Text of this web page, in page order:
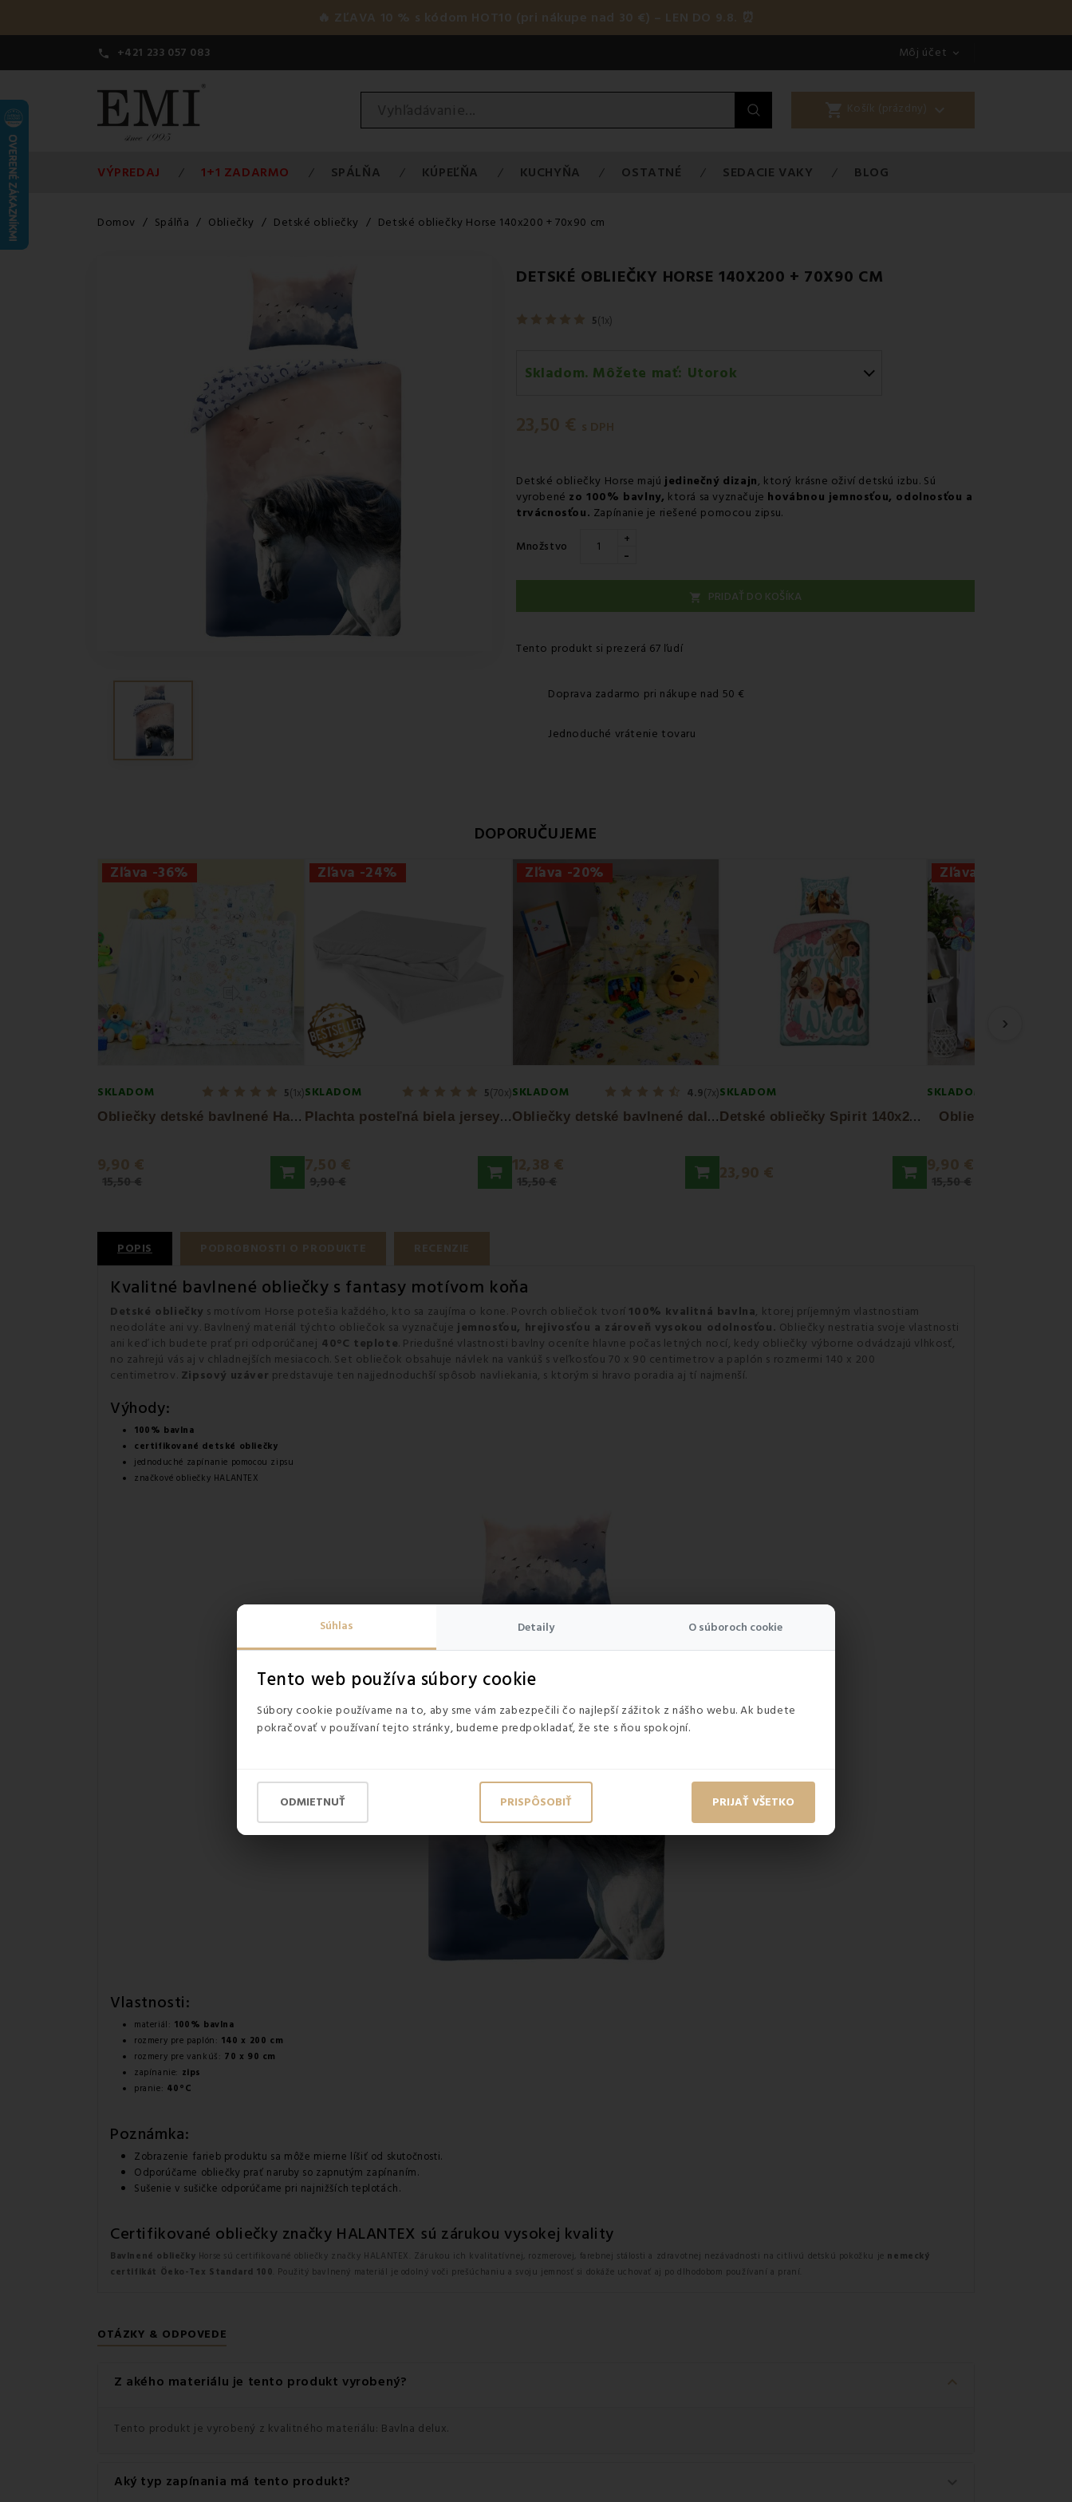
Súhlas Detaily O súboroch cookie
Tento web používa súbory cookie
Súbory cookie používame na to, aby sme vám zabezpečili čo najlepší zážitok z nášho webu. Ak budete
pokračovať v používaní tejto stránky, budeme predpokladať, že ste s ňou spokojní.
ODMIETNUŤ PRISPÔSOBIŤ PRIJAŤ VŠETKO
🔥 ZĽAVA 10 % s kódom HOT10 (pri nákupe nad 30 €) – LEN DO 9.8. ⏰
 +421 233 057 083 Môj účet 
shopping_cart Košík (prázdny) 
VÝPREDAJ 1+1 ZADARMO SPÁLŇA KÚPEĽŇA KUCHYŇA OSTATNÉ SEDACIE VAKY BLOG
Domov Spálňa Obliečky Detské obliečky Detské obliečky Horse 140x200 + 70x90 cm
DETSKÉ OBLIEČKY HORSE 140X200 + 70X90 CM
5(1x)
Skladom. Môžete mať: Utorok
Utorok 11.08
Utorok 11.08-Osobný odber v odbernom mieste GLS
Streda 12.08 - Packeta doručenie kuriérom na adresu
23,50 € s DPH
Detské obliečky Horse majújedinečný dizajn, ktorý krásne oživí detskú izbu. Sú
vyrobené zo 100% bavlny, ktorá sa vyznačuje hovábnou jemnosťou, odolnosťou a
trvácnosťou. Zapínanie je riešené pomocou zipsu.
Množstvo +
-
 PRIDAŤ DO KOŠÍKA
Tento produkt si prezerá 67 ľudí
Doprava zadarmo pri nákupe nad 50 €
Jednoduché vrátenie tovaru
DOPORUČUJEME
Zľava -36%
SKLADOM 5(1x)
O
bliečky detské bavlnené Happy biele EMI
9,90 €
15,50 €
Zľava -24%
SKLADOM 5(70x)
P
lachta posteľná biela jersey EMI
7,50 €
9,90 €
Zľava -20%
SKLADOM 4.9(7x)
O
bliečky detské bavlnené dalmatínec žltý EMI
12,38 €
15,50 €
SKLADOM
D
etské obliečky Spirit 140x200 + 70x90 cm
23,90 €
Zľava -36%
SKLADOM
Obliečky detské
9,90 €
15,50 €
›
POPIS PODROBNOSTI O PRODUKTE RECENZIE
Kvalitné bavlnené obliečky s fantasy motívom koňa
Detské obliečky s motívom Horse potešia každého, kto sa zaujíma o kone. Povrch obliečok tvorí 100% kvalitná bavlna, ktorej príjemným vlastnostiam
neodoláte ani vy. Bavlnený materiál týchto obliečok sa vyznačuje jemnosťou, hrejivosťou a zároveň vysokou odolnosťou. Obliečky nestratia svoje vlastnosti
ani keď ich budete prať pri odporúčanej 40°C teplote. Priedušné vlastnosti bavlny oceníte hlavne počas letných nocí, kedy obliečky výborne odvádzajú vlhkosť,
no zahrejú vás aj v chladnejších mesiacoch. Set obliečok obsahuje návlek na vankúš s veľkosťou 70 x 90 centimetrov a paplón s rozmermi 140 x 200
centimetrov. Zipsový uzáver predstavuje ten najjednoduchší spôsob navliekania, s ktorým si hravo poradia aj tí najmenší.
Výhody:
100% bavlna
certifikované detské obliečky
jednoduché zapínanie pomocou zipsu
značkové obliečky HALANTEX
Vlastnosti:
materiál: 100% bavlna
rozmery pre paplón: 140 x 200 cm
rozmery pre vankúš: 70 x 90 cm
zapínanie: zips
pranie: 40°C
Poznámka:
Zobrazenie farieb produktu sa môže mierne líšiť od skutočnosti.
Odporúčame obliečky prať naruby so zapnutým zapínaním.
Sušenie v sušičke odporúčame pri najnižších teplotách.
Certifikované obliečky značky HALANTEX sú zárukou vysokej kvality
Bavlnené obliečky Horse sú certifikované obliečky značky HALANTEX. Zárukou ich kvalitatívnej, rozmerovej, farebnej stálosti a zdravotnej nezávadnosti na citlivú detskú pokožku je nemecký
certifikát Öeko-Tex Standard 100 . Použitý bavlnený materiál je odolný voči prešúchaniu a svoju jemnosť si dokáže uchovať aj po dlhodobom používaní a praní.
OTÁZKY & ODPOVEDE
Z akého materiálu je tento produkt vyrobený? keyboard_arrow_down
Tento produkt je vyrobený z kvalitného materiálu: Bavlna delux.
Aký typ zapínania má tento produkt?